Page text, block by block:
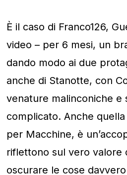
È il caso di Franco126,
video – per 6 mesi, un
dando modo ai due
anche di Stanotte, con
venature malinconiche e
complicato. Anche
per Macchine, è
riflettono sul vero valore
oscurare le cose